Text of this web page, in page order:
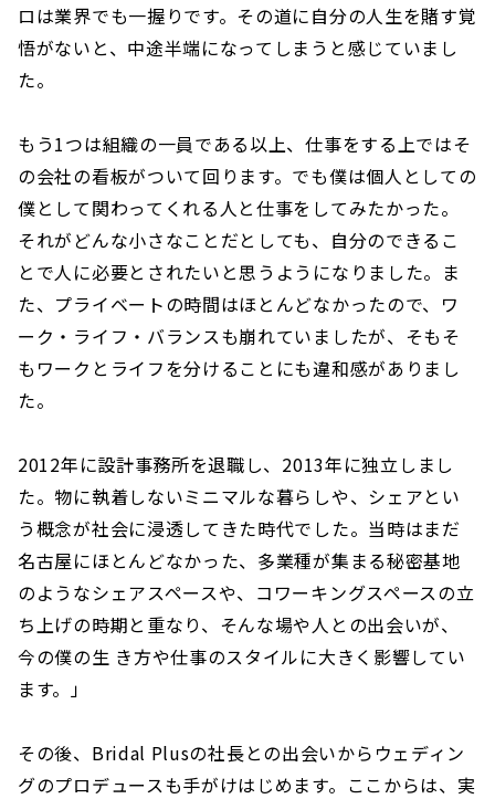
ロは業界でも一握りです。その道に自分の人生を賭す覚
悟がないと、中途半端になってしまうと感じていまし
た。
もう1つは組織の一員である以上、仕事をする上ではそ
の会社の看板がついて回ります。でも僕は個人としての
僕として関わってくれる人と仕事をしてみたかった。
それがどんな小さなことだとしても、自分のできるこ
とで人に必要とされたいと思うようになりました。ま
た、プライベートの時間はほとんどなかったので、ワ
ーク・ライフ・バランスも崩れていましたが、そもそ
もワークとライフを分けることにも違和感がありまし
た。
2012年に設計事務所を退職し、2013年に独立しまし
た。物に執着しないミニマルな暮らしや、シェアとい
う概念が社会に浸透してきた時代でした。当時はまだ
名古屋にほとんどなかった、多業種が集まる秘密基地
のようなシェアスペースや、コワーキングスペースの立
ち上げの時期と重なり、そんな場や人との出会いが、
今の僕の生 き方や仕事のスタイルに大きく影響してい
ます。」
その後、Bridal Plusの社長との出会いからウェディン
グのプロデュースも手がけはじめます。ここからは、実